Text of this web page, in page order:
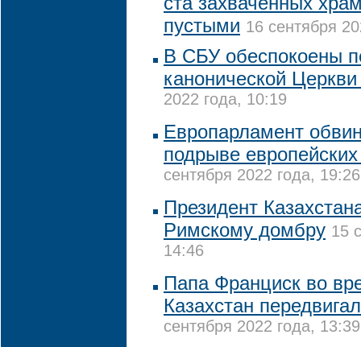
пустыми 16 сентября
В СБУ обеспокоены
канонической
2022 года, 10:19
Европарламент
подрыве
сентября 2022 года, 19:26
Президент
Римскому домбру 15
14:46
Папа Франциск во
Казахстан
сентября 2022 года, 13:39